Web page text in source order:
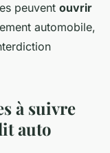
peuvent ouvrir
automobile,
à suivre
auto